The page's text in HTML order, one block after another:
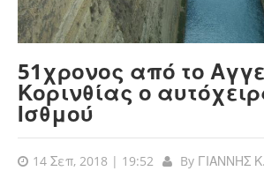
51χρονος από το
Κορινθίας ο
Ισθμού
14 Σεπ, 2018 | 19:52 By ΓΙΑΝΝΗΣ